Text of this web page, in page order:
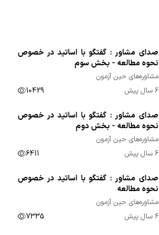
صدای مشاور : گفتگو با اساتید در خصوص
نحوه مطالعه - بخش سوم
مشاوره‌های حین آزمون
6 سال پیش
10429
صدای مشاور : گفتگو با اساتید در خصوص
نحوه مطالعه - بخش دوم
مشاوره‌های حین آزمون
6 سال پیش
6411
صدای مشاور : گفتگو با اساتید در خصوص
نحوه مطالعه
مشاوره‌های حین آزمون
6 سال پیش
7335